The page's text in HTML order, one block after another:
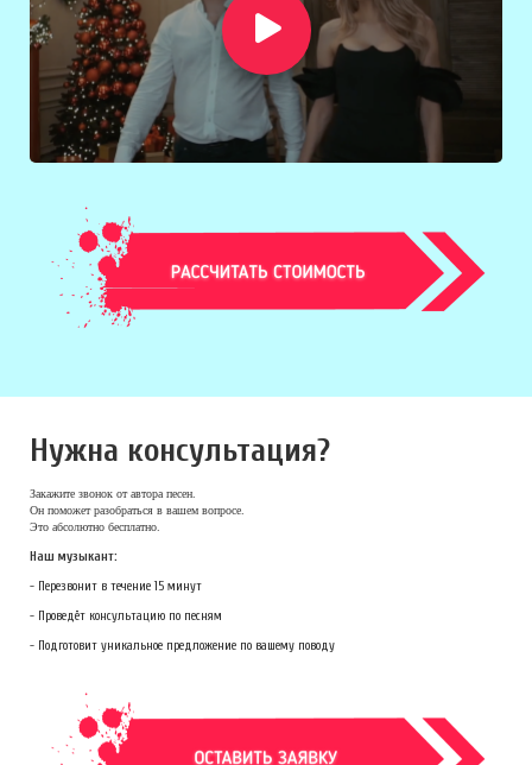
Нужна консультация?
Закажите звонок от автора песен.
Он поможет разобраться в вашем вопросе.
Это абсолютно бесплатно.
Наш музыкант:
- Перезвонит в течение 15 минут
- Проведёт консультацию по песням
- Подготовит уникальное предложение по вашему поводу